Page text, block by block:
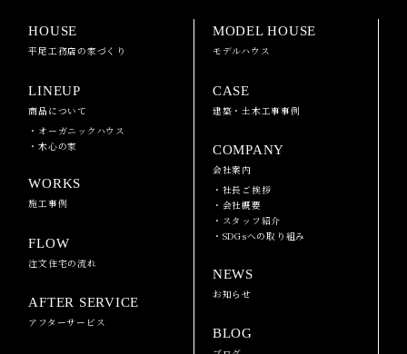
HOUSE
平尾工務店の家づくり
LINEUP
商品について
・オーガニックハウス
・木心の家
WORKS
施工事例
FLOW
注文住宅の流れ
AFTER SERVICE
アフターサービス
MODEL HOUSE
モデルハウス
CASE
建築・土木工事事例
COMPANY
会社案内
・社長ご挨拶
・会社概要
・スタッフ紹介
・SDGsへの取り組み
NEWS
お知らせ
BLOG